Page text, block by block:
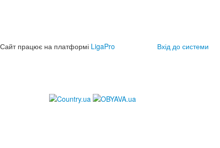
Сайт працює на платформі LigaPro Вхід до системи